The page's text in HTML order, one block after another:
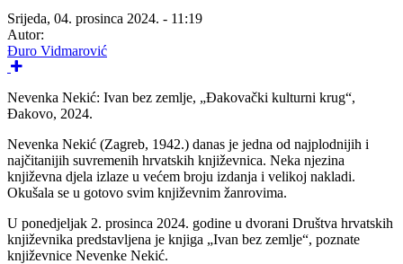
Srijeda, 04. prosinca 2024. - 11:19
Autor:
Đuro Vidmarović
Nevenka Nekić: Ivan bez zemlje, „Đakovački kulturni krug“,
Đakovo, 2024.
Nevenka Nekić (Zagreb, 1942.) danas je jedna od najplodnijih i
najčitanijih suvremenih hrvatskih književnica. Neka njezina
književna djela izlaze u većem broju izdanja i velikoj nakladi.
Okušala se u gotovo svim književnim žanrovima.
U ponedjeljak 2. prosinca 2024. godine u dvorani Društva hrvatskih
književnika predstavljena je knjiga „Ivan bez zemlje“, poznate
književnice Nevenke Nekić.